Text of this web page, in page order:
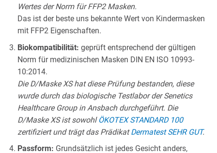
Wertes der Norm für FFP2 Masken.
Das ist der beste uns bekannte Wert von Kindermasken
mit FFP2 Eigenschaften.
Biokompatibilität: geprüft entsprechend der gültigen
Norm für medizinischen Masken DIN EN ISO 10993-
10:2014.
Die D/Maske XS hat diese Prüfung bestanden, diese
wurde durch das biologische Testlabor der Senetics
Healthcare Group in Ansbach durchgeführt. Die
D/Maske XS ist sowohl ÖKOTEX STANDARD 100
zertifiziert und trägt das PrädikatDermatest SEHR GUT.
Passform: Grundsätzlich ist jedes Gesicht anders,